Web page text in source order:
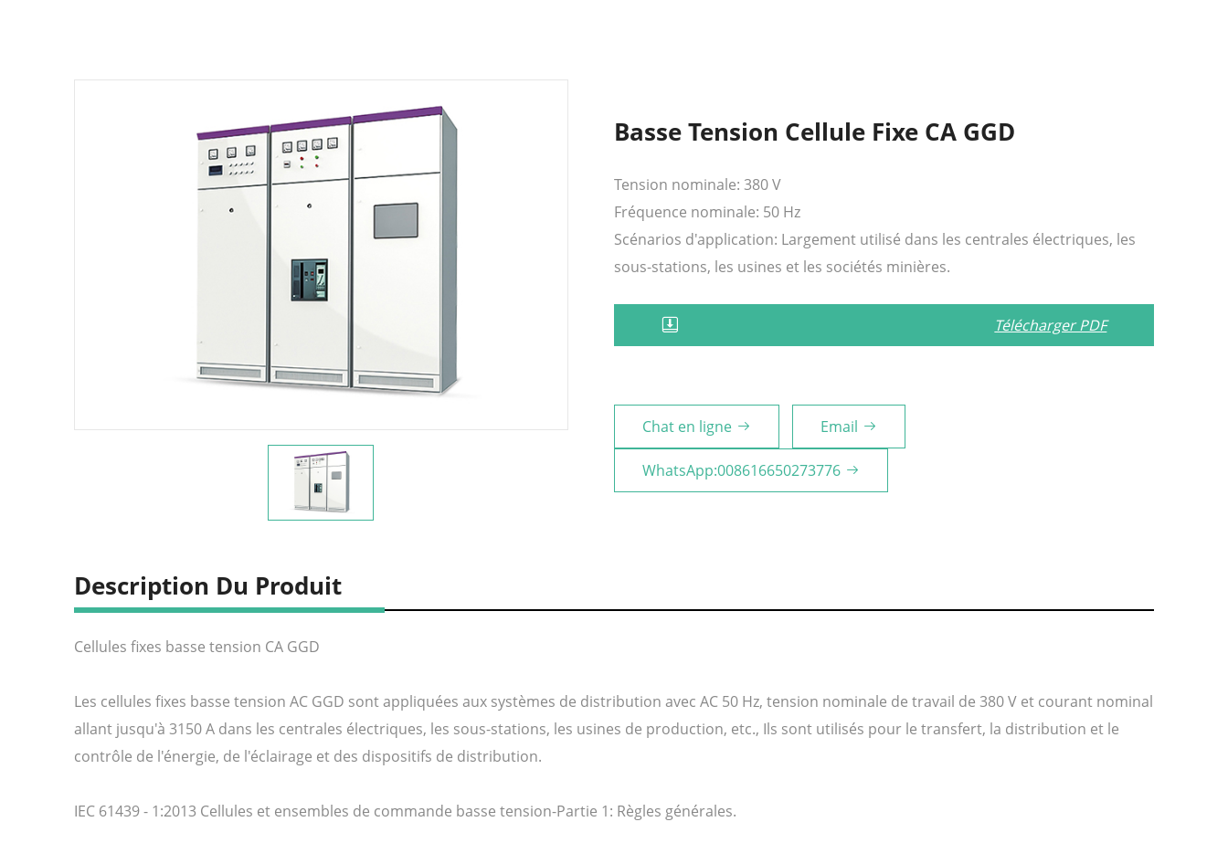
Basse Tension Cellule Fixe CA GGD
Tension nominale: 380 V
Fréquence nominale: 50 Hz
Scénarios d'application: Largement utilisé dans les centrales électriques, les
sous-stations, les usines et les sociétés minières.
Télécharger PDF
Chat en ligne Email
WhatsApp:008616650273776
Description Du Produit
Cellules fixes basse tension CA GGD
Les cellules fixes basse tension AC GGD sont appliquées aux systèmes de distribution avec AC 50 Hz, tension nominale de travail de 380 V et courant nominal
allant jusqu'à 3150 A dans les centrales électriques, les sous-stations, les usines de production, etc., Ils sont utilisés pour le transfert, la distribution et le
contrôle de l'énergie, de l'éclairage et des dispositifs de distribution.
IEC 61439 - 1:2013 Cellules et ensembles de commande basse tension-Partie 1: Règles générales.